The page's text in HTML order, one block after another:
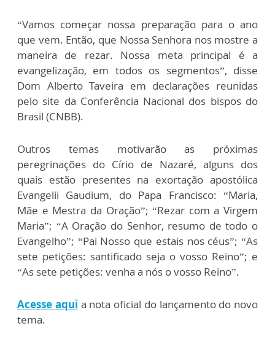
“Vamos começar nossa preparação para o ano
que vem. Então, que Nossa Senhora nos mostre a
maneira de rezar. Nossa meta principal é a
evangelização, em todos os segmentos”, disse
Dom Alberto Taveira em declarações reunidas
pelo site da Conferência Nacional dos bispos do
Brasil (CNBB).
Outros temas motivarão as próximas
peregrinações do Círio de Nazaré, alguns dos
quais estão presentes na exortação apostólica
Evangelii Gaudium, do Papa Francisco: “Maria,
Mãe e Mestra da Oração”; “Rezar com a Virgem
Maria”; “A Oração do Senhor, resumo de todo o
Evangelho”; “Pai Nosso que estais nos céus”; “As
sete petições: santificado seja o vosso Reino”; e
“As sete petições: venha a nós o vosso Reino”.
Acesse aqui a nota oficial do lançamento do novo
tema.